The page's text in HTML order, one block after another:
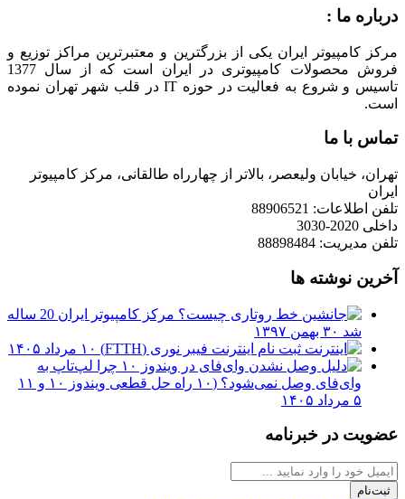
درباره ما :
مرکز کامپیوتر ایران یکی از بزرگترین و معتبرترین مراکز توزیع و
فروش محصولات کامپیوتری در ایران است که از سال 1377
تاسیس و شروع به فعالیت در حوزه IT در قلب شهر تهران نموده
است.
تماس با ما
تهران، خیابان ولیعصر، بالاتر از چهارراه طالقانی، مرکز کامپیوتر
ایران
تلفن اطلاعات: 88906521
داخلی 2020-3030
تلفن مدیریت: 88898484
آخرین نوشته ها
مرکز کامپیوتر ایران 20 ساله
شد ۳۰ بهمن ۱۳۹۷
ثبت نام اینترنت فیبر نوری (FTTH)
۱۰ مرداد ۱۴۰۵
چرا لپ‌تاپ به
وای‌فای وصل نمی‌شود؟ (۱۰ راه حل قطعی ویندوز ۱۰ و ۱۱
۵ مرداد ۱۴۰۵
عضویت در خبرنامه
ثبت‌نام